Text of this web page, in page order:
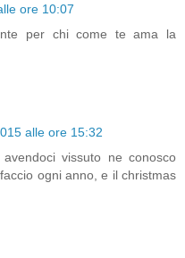
ore 10:07
per chi come te ama la
alle ore 15:32
vissuto ne conosco
ogni anno, e il christmas